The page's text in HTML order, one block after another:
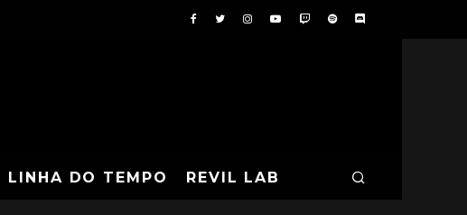
LINHA DO TEMPO REVIL LAB